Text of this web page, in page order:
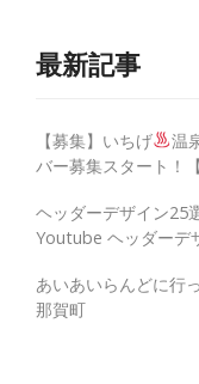
最新記事
【募集】いちげ
温
バー募集スタート！
ヘッダーデザイン25
Youtube ヘッダーデ
あいあいらんどに行
那賀町